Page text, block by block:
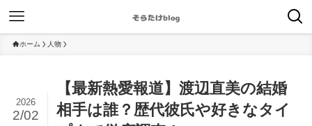
ホーム 人物
【最新熱愛報道】渡辺直美の結婚
相手は誰？歴代彼氏や好きなタイ
2026
2/02